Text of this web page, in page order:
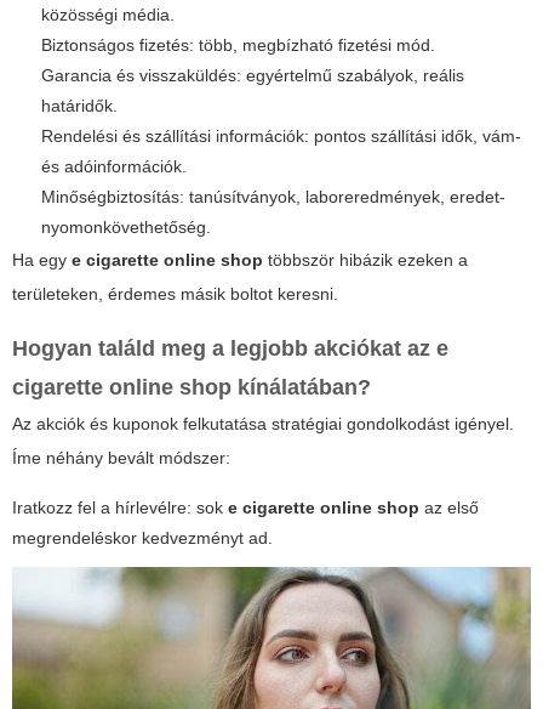
közösségi média.
Biztonságos fizetés: több, megbízható fizetési mód.
Garancia és visszaküldés: egyértelmű szabályok, reális
határidők.
Rendelési és szállítási információk: pontos szállítási idők, vám-
és adóinformációk.
Minőségbiztosítás: tanúsítványok, laboreredmények, eredet-
nyomonkövethetőség.
Ha egy e cigarette online shop többször hibázik ezeken a
területeken, érdemes másik boltot keresni.
Hogyan találd meg a legjobb akciókat az e
cigarette online shop kínálatában?
Az akciók és kuponok felkutatása stratégiai gondolkodást igényel.
Íme néhány bevált módszer:
Iratkozz fel a hírlevélre: sok e cigarette online shop az első
megrendeléskor kedvezményt ad.